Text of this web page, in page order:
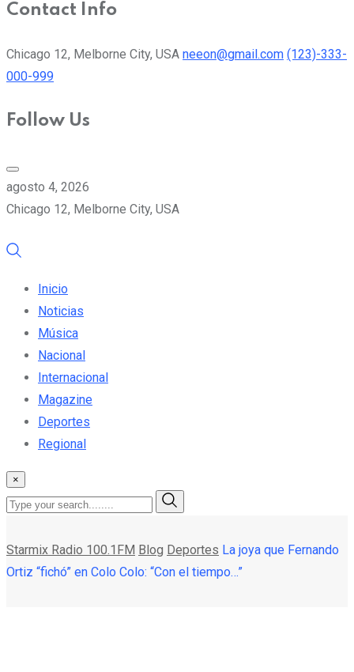
Contact Info
Chicago 12, Melborne City, USA neeon@gmail.com (123)-333-
000-999
Follow Us
agosto 4, 2026
Chicago 12, Melborne City, USA
Inicio
Noticias
Música
Nacional
Internacional
Magazine
Deportes
Regional
×
Starmix Radio 100.1FM Blog Deportes La joya que Fernando
Ortiz “fichó” en Colo Colo: “Con el tiempo…”